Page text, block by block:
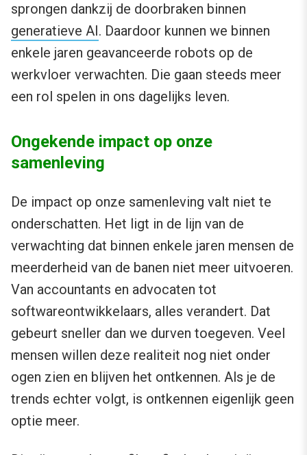
sprongen dankzij de doorbraken binnen
generatieve AI. Daardoor kunnen we binnen
enkele jaren geavanceerde robots op de
werkvloer verwachten. Die gaan steeds meer
een rol spelen in ons dagelijks leven.
Ongekende impact op onze
samenleving
De impact op onze samenleving valt niet te
onderschatten. Het ligt in de lijn van de
verwachting dat binnen enkele jaren mensen de
meerderheid van de banen niet meer uitvoeren.
Van accountants en advocaten tot
softwareontwikkelaars, alles verandert. Dat
gebeurt sneller dan we durven toegeven. Veel
mensen willen deze realiteit nog niet onder
ogen zien en blijven het ontkennen. Als je de
trends echter volgt, is ontkennen eigenlijk geen
optie meer.